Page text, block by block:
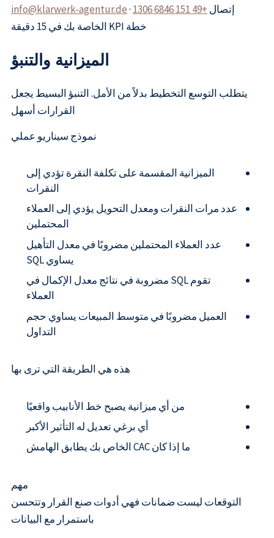
إتصال +49 151 6846 1306
·
info@klarwerk-agentur.de
خطة KPI الخاصة بك في 15 دقيقة
الميزانية والتنبؤ
يتطلب التوسع التخطيط بدلاً من الأمل. التنبؤ البسيط يجعل
القرارات أسهل
نموذج سيناريو عملي
الميزانية المقسمة على تكلفة النقرة تؤدي إلى
النقرات
عدد مرات النقرات ومعدل التحويل يؤدي إلى العملاء
المحتملين
عدد العملاء المحتملين مضروبًا في معدل التأهيل
يساوي SQL
تقوم SQL مضروبة في نتائج معدل الإكمال في
العملاء
العميل مضروبًا في متوسط المبيعات يساوي حجم
التداول
هذه هي الطريقة التي ترى بها
من أي ميزانية يصبح خط الأنابيب واقعيًا
أي برغي تعديل له التأثير الأكبر
ما إذا كان CAC الخاص بك يطابق الهامش
مهم
التوقعات ليست ضمانات فهي أدوات صنع القرار وتتحسن
باستمرار مع البيانات